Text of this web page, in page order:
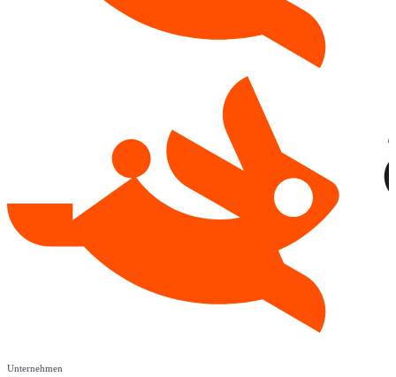
Unternehmen